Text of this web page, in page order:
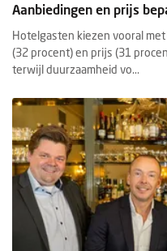
Aanbiedingen en prijs
Hotelgasten kiezen vooral
(32 procent) en prijs (31
terwijl duurzaamheid vo...